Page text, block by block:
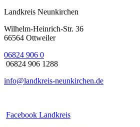
Landkreis Neunkirchen
Wilhelm-Heinrich-Str. 36
66564 Ottweiler
06824 906 0
06824 906 1288
info@landkreis-neunkirchen.de
Facebook Landkreis